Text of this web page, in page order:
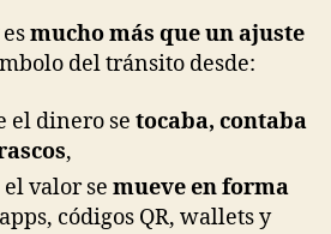
mucho más que un ajuste
del tránsito desde:
el dinero se tocaba, contaba
,
valor se mueve en forma
códigos QR, wallets y